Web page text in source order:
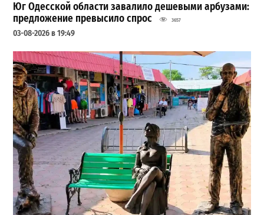
Юг Одесской области завалило дешевыми арбузами:
предложение превысило спрос
3657
03-08-2026 в 19:49